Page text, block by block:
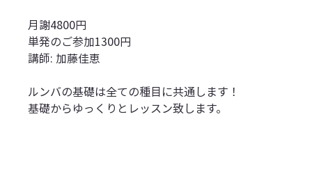
月謝4800円
単発のご参加1300円
講師: 加藤佳恵
ルンバの基礎は全ての種目に共通します！
基礎からゆっくりとレッスン致します。